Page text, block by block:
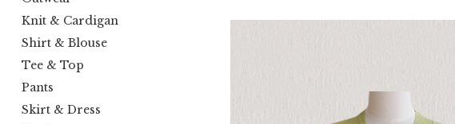
Knit & Cardigan
Shirt & Blouse
Tee & Top
Pants
Skirt & Dress